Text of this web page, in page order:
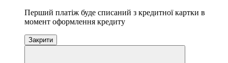
Перший платіж буде списаний з кредитної картки в
момент оформлення кредиту
Закрити